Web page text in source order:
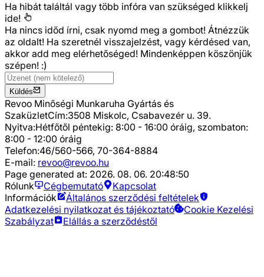
Ha hibát találtál vagy több infóra van szükséged klikkelj
ide!
Ha nincs időd írni, csak nyomd meg a gombot! Átnézzük
az oldalt! Ha szeretnél visszajelzést, vagy kérdésed van,
akkor add meg elérhetőséged! Mindenképpen köszönjük
szépen! :)
Küldés
Revoo Minőségi Munkaruha Gyártás és
SzaküzletCím:3508 Miskolc, Csabavezér u. 39.
Nyitva:Hétfőtől péntekig: 8:00 - 16:00 óráig, szombaton:
8:00 - 12:00 óráig
Telefon:46/560-566, 70-364-8884
E-mail: revoo@revoo.hu
Page generated at: 2026. 08. 06. 20:48:50
Rólunk
Cégbemutató
Kapcsolat
Információk
Általános szerződési feltételek
Adatkezelési nyilatkozat és tájékoztató
Cookie Kezelési
Szabályzat
Elállás a szerződéstől